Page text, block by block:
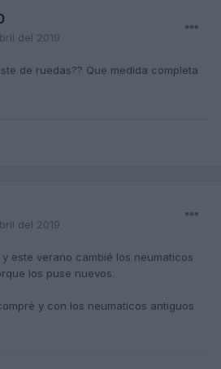
del 2019
de ruedas?? Que medida completa
del 2019
este verano cambié los neumaticos
los puse nuevos.
y con los neumaticos antiguos